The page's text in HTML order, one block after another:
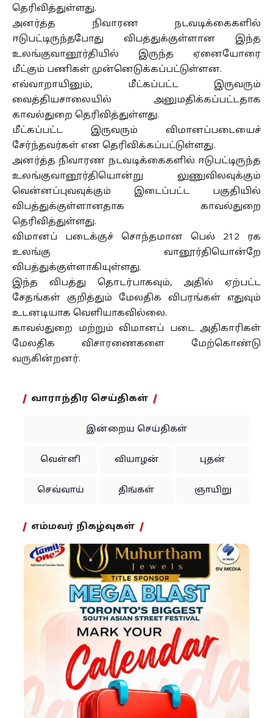
தெரிவித்துள்ளது.
அனர்த்த நிவாரண நடவடிக்கைகளில்
ஈடுபட்டிருந்தபோது விபத்துக்குள்ளான இந்த
உலங்குவானூர்தியில் இருந்த ஏனையோரை
மீட்கும் பணிகள் முன்னெடுக்கப்பட்டுள்ளன.
எவ்வாறாயினும், மீட்கப்பட்ட இருவரும்
வைத்தியசாலையில் அனுமதிக்கப்பட்டதாக
காவல்துறை தெரிவித்துள்ளது.
மீட்கப்பட்ட இருவரும் விமானப்படையைச்
சேர்ந்தவர்கள் என தெரிவிக்கப்பட்டுள்ளது.
அனர்த்த நிவாரண நடவடிக்கைகளில் ஈடுபட்டிருந்த
உலங்குவானூர்தியொன்று லுணுவிலவுக்கும்
வென்னப்புவவுக்கும் இடைப்பட்ட பகுதியில்
விபத்துக்குள்ளானதாக காவல்துறை
தெரிவித்துள்ளது.
விமானப் படைக்குச் சொந்தமான பெல் 212 ரக
உலங்கு வானூர்தியொன்றே
விபத்துக்குள்ளாகியுள்ளது.
இந்த விபத்து தொடர்பாகவும், அதில் ஏற்பட்ட
சேதங்கள் குறித்தும் மேலதிக விபரங்கள் எதுவும்
உடனடியாக வெளியாகவில்லை.
காவல்துறை மற்றும் விமானப் படை அதிகாரிகள்
மேலதிக விசாரணைகளை மேற்கொண்டு
வருகின்றனர்.
வாராந்திர செய்திகள்
இன்றைய செய்திகள்
வெள்ளி வியாழன் புதன்
செவ்வாய் திங்கள் ஞாயிறு
எம்மவர் நிகழ்வுகள்